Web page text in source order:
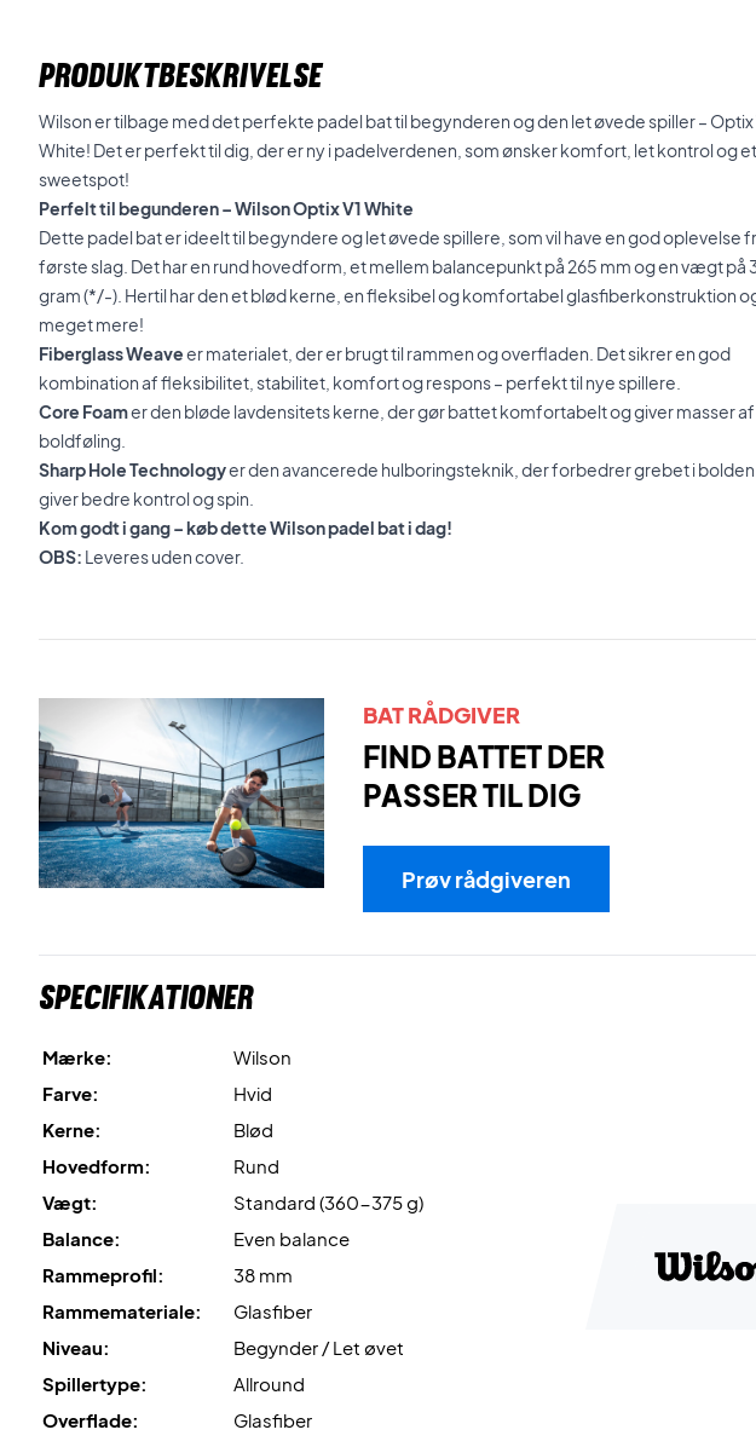
PRODUKTBESKRIVELSE
Wilson er tilbage med det perfekte padel bat til begynderen og den let øvede spiller – Optix
White! Det er perfekt til dig, der er ny i padelverdenen, som ønsker komfort, let kontrol og
sweetspot!
Perfelt til begunderen – Wilson Optix V1 White
Dette padel bat er ideelt til begyndere og let øvede spillere, som vil have en god oplevelse
første slag. Det har en rund hovedform, et mellem balancepunkt på 265 mm og en vægt på
gram (*/-). Hertil har den et blød kerne, en fleksibel og komfortabel glasfiberkonstruktion
meget mere!
Fiberglass Weaveer materialet, der er brugt til rammen og overfladen. Det sikrer en god
kombination af fleksibilitet, stabilitet, komfort og respons – perfekt til nye spillere.
Core Foamer den bløde lavdensitets kerne, der gør battet komfortabelt og giver masser af
boldføling.
Sharp Hole Technologyer den avancerede hulboringsteknik, der forbedrer grebet i
giver bedre kontrol og spin.
Kom godt i gang – køb dette Wilson padel bat i dag!
OBS: Leveres uden cover.
BAT RÅDGIVER
FIND BATTET DER
PASSER TIL DIG
Prøv rådgiveren
Specifikationer
Mærke:
Wilson
Farve:
Hvid
Kerne:
Blød
Hovedform:
Rund
Vægt:
Standard (360-375 g)
Balance:
Even balance
Rammeprofil:
38 mm
Rammemateriale:
Glasfiber
Niveau:
Begynder / Let øvet
Spillertype:
Allround
Overflade:
Glasfiber